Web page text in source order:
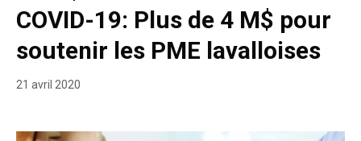
COVID-19: Plus de 4 M$ pour
soutenir les PME lavalloises
21 avril 2020